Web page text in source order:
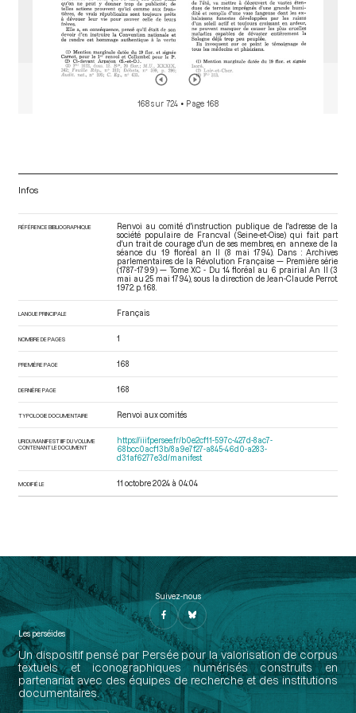
168 sur 724 • Page 168
Infos
RÉFÉRENCE BIBLIOGRAPHIQUE
Renvoi au comité d'instruction publique de l'adresse de la
société populaire de Francval (Seine-et-Oise) qui fait part
d'un trait de courage d'un de ses membres, en annexe de la
séance du 19 floréal an II (8 mai 1794). Dans : Archives
parlementaires de la Révolution Française — Première série
(1787-1799) — Tome XC - Du 14 floréal au 6 prairial An II (3
mai au 25 mai 1794) , sous la direction de Jean-Claude Perrot.
1972. p. 168.
LANGUE PRINCIPALE Français
NOMBRE DE PAGES 1
PREMIÈRE PAGE 168
DERNIÈRE PAGE 168
TYPOLOGIE DOCUMENTAIRE Renvoi aux comités
URI DU MANIFEST IIIF DU VOLUME
CONTENANT LE DOCUMENT
https://iiif.persee.fr/b0e2cf11-597c-427d-8ac7-
68bcc0acf13b/8a9e7f27-a845-46d0-a283-
d31af6277e3d/manifest
MODIFIÉ LE 11 octobre 2024 à 04:04
Suivez-nous
Les perséides
Un dispositif pensé par Persée pour la valorisation de corpus
textuels et iconographiques numérisés construits en
partenariat avec des équipes de recherche et des institutions
documentaires.